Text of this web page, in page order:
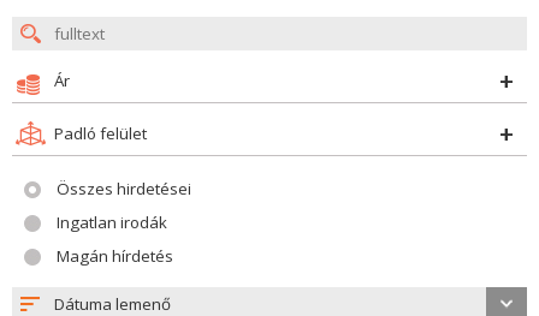
Ár
Padló felület
Összes hirdetései
Ingatlan irodák
Magán hírdetés
Dátuma lemenő